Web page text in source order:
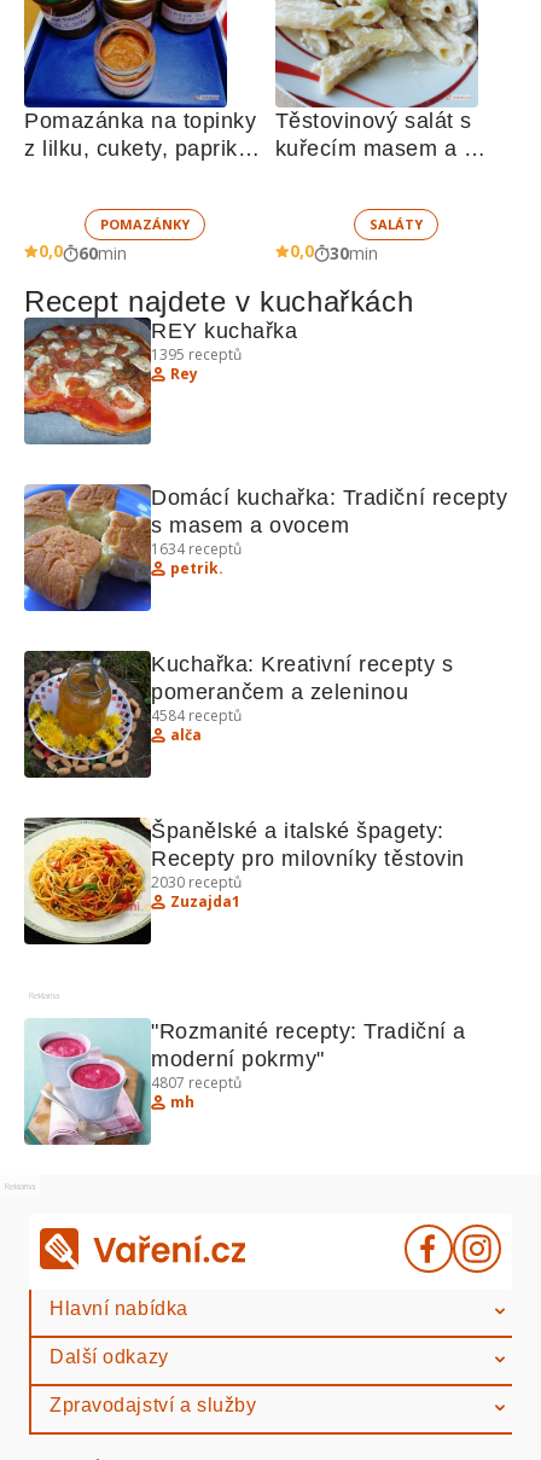
Pomazánka na topinky
z lilku, cukety, paprik,
žampionů
POMAZÁNKY
0,0 60min
Těstovinový salát s
kuřecím masem a
SALÁTY
0,0 30min
Recept najdete v kuchařkách
REY kuchařka
1395 receptů
Rey
Domácí kuchařka: Tradiční recepty
s masem a ovocem
1634receptů
petrik.
Kuchařka: Kreativní recepty s
pomerančem a zeleninou
4584receptů
alča
Španělské a italské špagety:
Recepty pro milovníky těstovin
2030 receptů
Zuzajda1
Reklama
"Rozmanité recepty: Tradiční a
moderní pokrmy"
4807 receptů
mh
Reklama
Hlavní nabídka
Další odkazy
Zpravodajství a služby